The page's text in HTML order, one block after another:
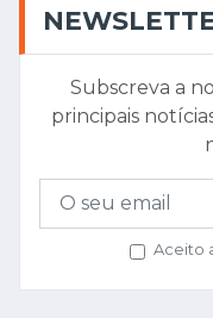
Subscreva a
principais
Aceito